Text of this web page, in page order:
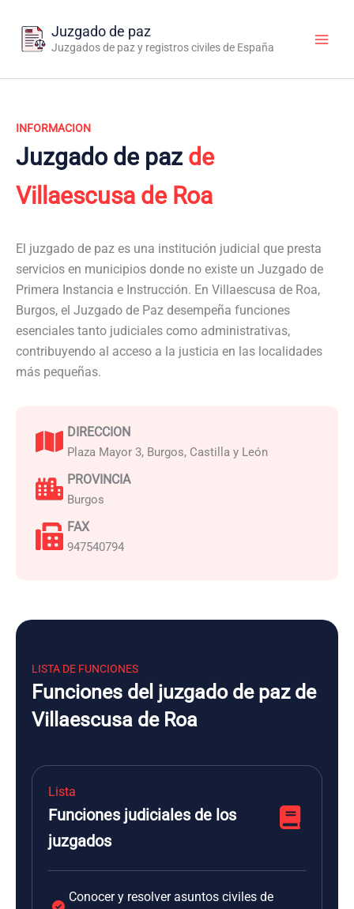
contenido
Juzgado de paz
Juzgados de paz y registros civiles de España
INFORMACION
Juzgado de paz de
Villaescusa de Roa
El juzgado de paz es una institución judicial que presta
servicios en municipios donde no existe un Juzgado de
Primera Instancia e Instrucción. En Villaescusa de Roa,
Burgos, el Juzgado de Paz desempeña funciones
esenciales tanto judiciales como administrativas,
contribuyendo al acceso a la justicia en las localidades
más pequeñas.
DIRECCION
Plaza Mayor 3, Burgos, Castilla y León
PROVINCIA
Burgos
FAX
947540794
LISTA DE FUNCIONES
Funciones del juzgado de paz de
Villaescusa de Roa
Lista
Funciones judiciales de los
juzgados
Conocer y resolver asuntos civiles de